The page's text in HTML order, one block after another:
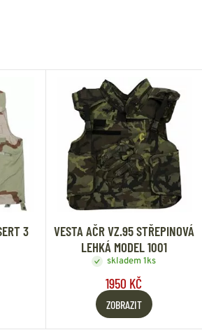
3
VESTA AČR VZ.95 STŘEPINOVÁ
LEHKÁ MODEL 1001
skladem 1ks
1950 KČ
ZOBRAZIT